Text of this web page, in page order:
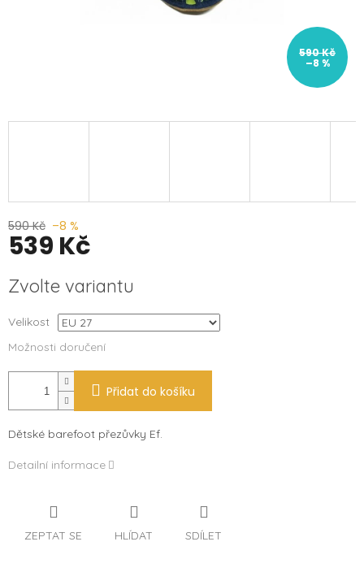
590 Kč
–8 %
590 Kč –8 %
539 Kč
cena:
Zvolte variantu
Velikost
Možnosti doručení
Přidat do košíku
Dětské barefoot přezůvky Ef.
Detailní informace
ZEPTAT SE HLÍDAT SDÍLET